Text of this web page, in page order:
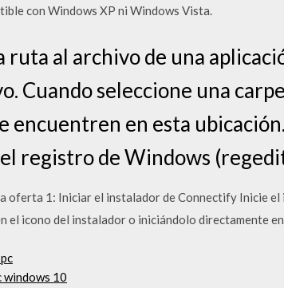
con Windows XP ni Windows Vista.
ruta al archivo de una
Cuando seleccione una
encuentren en esta
registro de Windows
oferta 1: Iniciar el instalador de Connectify Inicie
el icono del instalador o iniciándolo directamente
windows 10